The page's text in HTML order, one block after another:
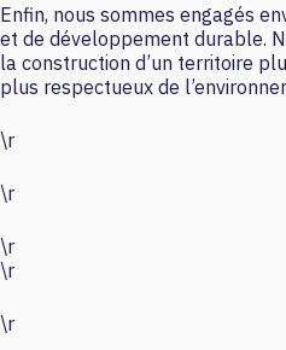
Enfin, nous sommes engagés
et de développement durable.
la construction d’un territoire
plus respectueux de
\r
\r
\r
\r
\r